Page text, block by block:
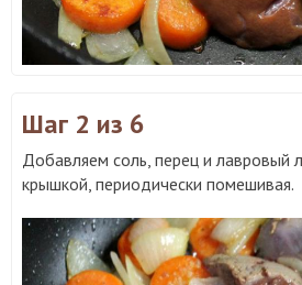
Шаг 2 из 6
Добавляем соль, перец и лавровый
крышкой, периодически помешивая.